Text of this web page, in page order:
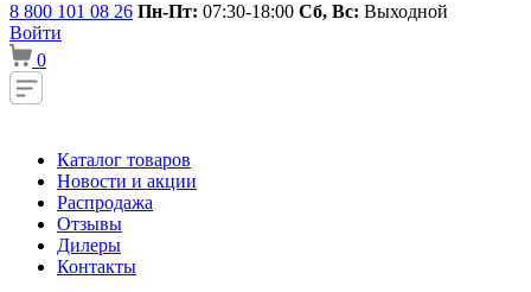
8 800 101 08 26 Пн-Пт: 07:30-18:00 Сб, Вс: Выходной
Войти
0
Каталог товаров
Новости и акции
Распродажа
Отзывы
Дилеры
Контакты